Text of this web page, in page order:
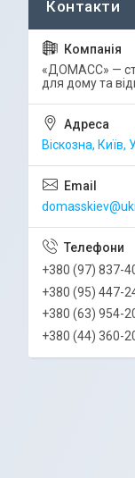
«ДОМАСС» —
для дому та
Віскозна, Київ,
+380 (97) 837-
+380 (95) 447-
+380 (63) 954-
+380 (44) 360-